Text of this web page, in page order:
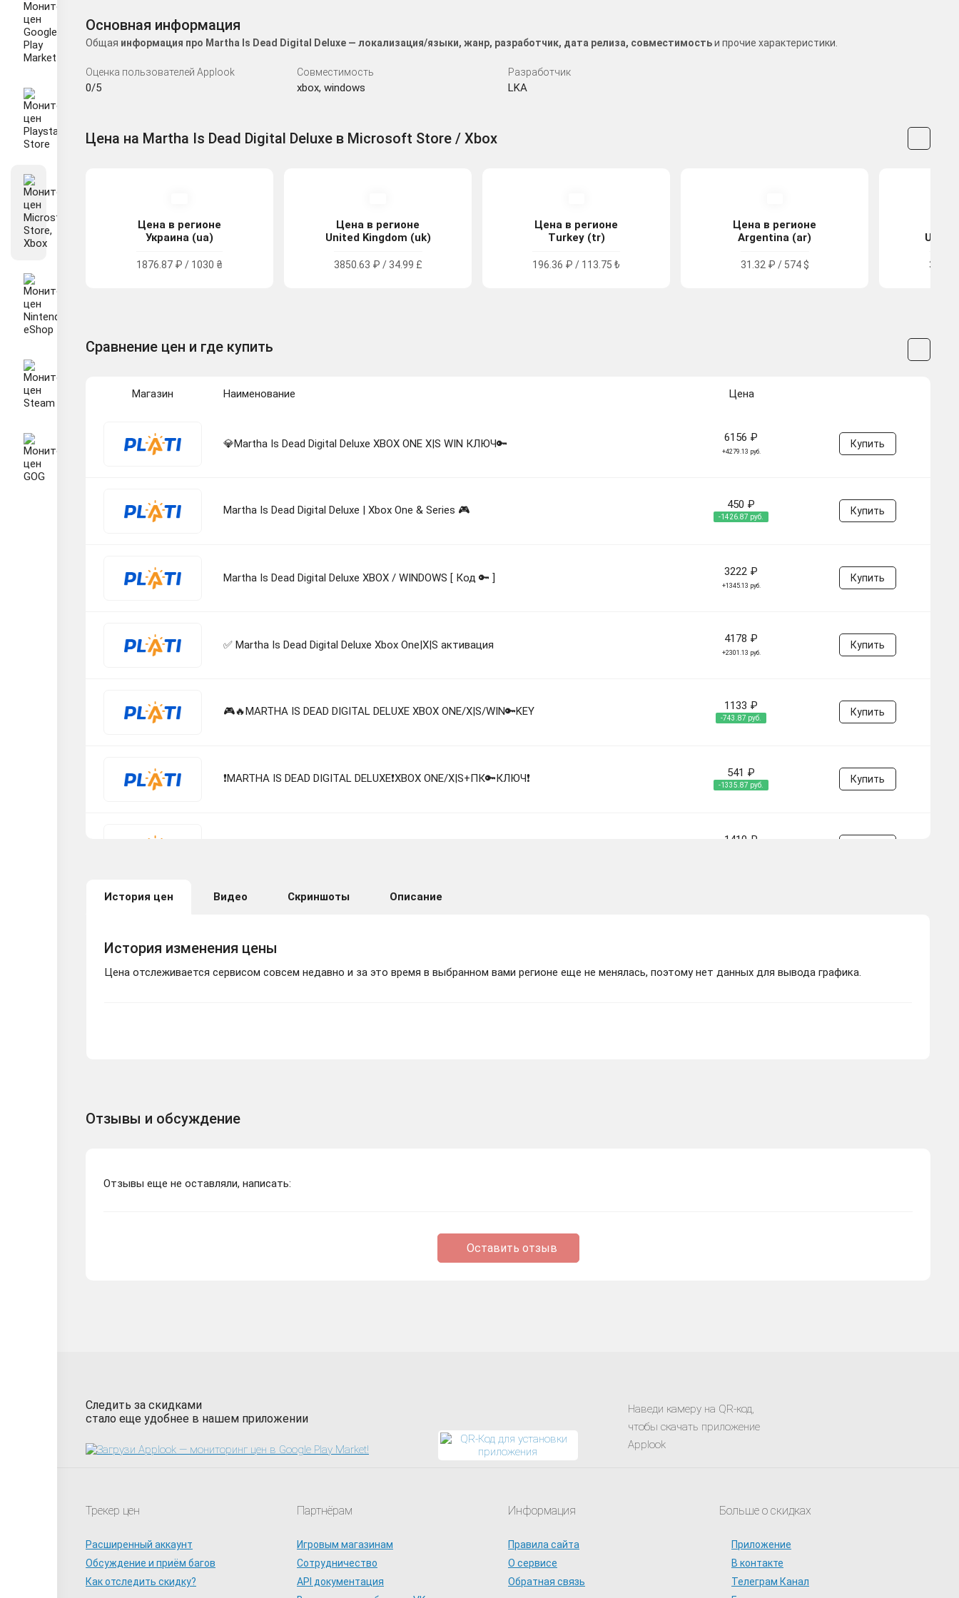
Основная информация
Общая информация про Martha Is Dead Digital Deluxe — локализация/языки, жанр, разработчик, дата релиза, совместимостьи прочие характеристики.
Оценка пользователей Applook
0/5
Совместимость
xbox, windows
Разработчик
LKA
Цена на Martha Is Dead Digital Deluxe в Microsoft Store / Xbox
Цена в регионе
Украина (ua)
1876.87 ₽ / 1030 ₴
Цена в регионе
United Kingdom (uk)
3850.63 ₽ / 34.99 £
Цена в регионе
Turkey (tr)
196.36 ₽ / 113.75 ₺
Цена в регионе
Argentina (ar)
31.32 ₽ / 574 $
Сравнение цен и где купить
Магазин Наименование Цена
💎Martha Is Dead Digital Deluxe XBOX ONE X|S WIN КЛЮЧ🔑 6156 ₽
+4279.13 руб.
Купить
Martha Is Dead Digital Deluxe | Xbox One & Series 🎮 450 ₽
-1426.87 руб.
Купить
Martha Is Dead Digital Deluxe XBOX / WINDOWS [ Код 🔑 ] 3222 ₽
+1345.13 руб.
Купить
✅ Martha Is Dead Digital Deluxe Xbox One|X|S активация 4178 ₽
+2301.13 руб.
Купить
🎮🔥MARTHA IS DEAD DIGITAL DELUXE XBOX ONE/X|S/WIN🔑KEY 1133 ₽
-743.87 руб.
Купить
❗MARTHA IS DEAD DIGITAL DELUXE❗XBOX ONE/X|S+ПК🔑КЛЮЧ❗ 541 ₽
-1335.87 руб.
Купить
1410 ₽
⭐ Martha Is Dead Digital Deluxe AR XBOX One / Xbox Seri 847 ₽
MARTHA IS DEAD DIGITAL DELUXE | XBOX ONE/X/S+PC | КЛЮЧ
Martha Is Dead Digital Deluxe Xbox
Martha Is Dead Digital Deluxe | XBOX+PC | На любой аккаунт
История цен Видео Скриншоты Описание
История изменения цены
Цена отслеживается сервисом совсем недавно и за это время в выбранном вами регионе еще не менялась, поэтому нет данных для вывода графика.
Отзывы и обсуждение
Отзывы еще не оставляли, написать:
Оставить отзыв
Следить за скидками
стало еще удобнее в нашем приложении
Наведи камеру на QR-код,
чтобы скачать приложение
Applook
Трекер цен
Расширенный аккаунт
Обсуждение и приём багов
Как отследить скидку?
Партнёрам
Игровым магазинам
Сотрудничество
API документация
Информация
Правила сайта
О сервисе
Обратная связь
Больше о скидках
Приложение
В контакте
Телеграм Канал